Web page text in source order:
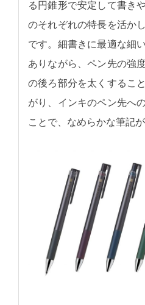
る円錐形で安定して書き
のそれぞれの特長を活か
です。細書きに最適な細
ありながら、ペン先の強
の後ろ部分を太くするこ
がり、インキのペン先へ
ことで、なめらかな筆記が